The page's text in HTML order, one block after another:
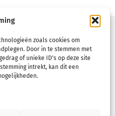
zoals cookies om
Door in te stemmen met
of unieke ID's op deze site
intrekt, kan dit een